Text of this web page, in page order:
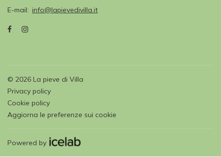
E-mail info@lapievedivilla.it
© 2026 La pieve di Villa
Privacy policy
Cookie policy
Aggiorna le preferenze sui cookie
Powered by